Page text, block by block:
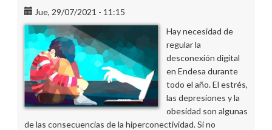
Jue, 29/07/2021 - 11:15
Hay necesidad de
regular la
desconexión digital
en Endesa durante
todo el año. El estrés,
las depresiones y la
obesidad son algunas
de las consecuencias de la hiperconectividad. Si no